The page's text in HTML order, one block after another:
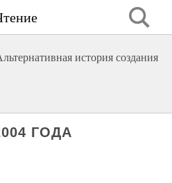
история создания
ГОДА